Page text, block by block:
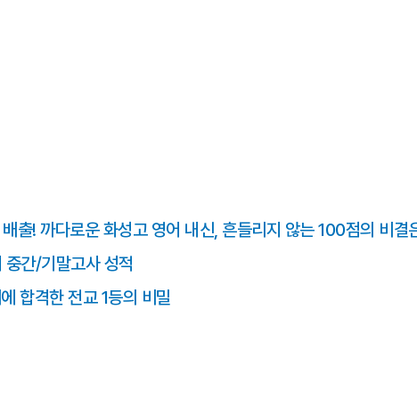
출! 까다로운 화성고 영어 내신, 흔들리지 않는 100점의 비결
간/기말고사 성적
합격한 전교 1등의 비밀